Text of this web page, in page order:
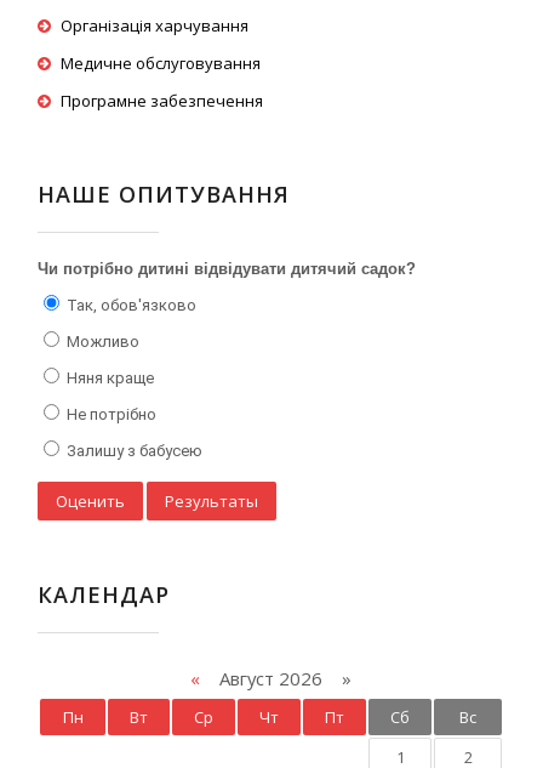
Організація харчування
Медичне обслуговування
Програмне забезпечення
НАШЕ ОПИТУВАННЯ
Чи потрібно дитині відвідувати дитячий садок?
Так, обов'язково
Можливо
Няня краще
Не потрібно
Залишу з бабусею
КАЛЕНДАР
« Август 2026 »
Пн Вт Ср Чт Пт Сб
Вс
1
2